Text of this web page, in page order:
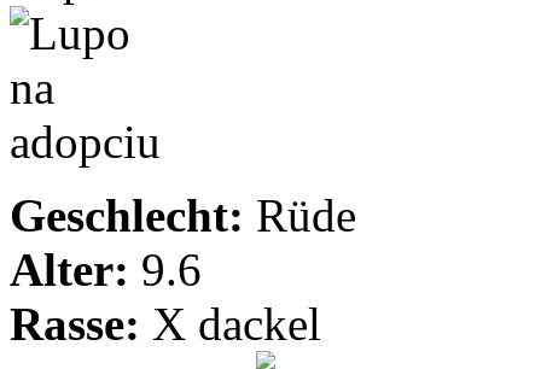
Geschlecht: Rüde
Alter: 9.6
Rasse: X dackel